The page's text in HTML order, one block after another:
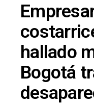
hallado
Bogotá